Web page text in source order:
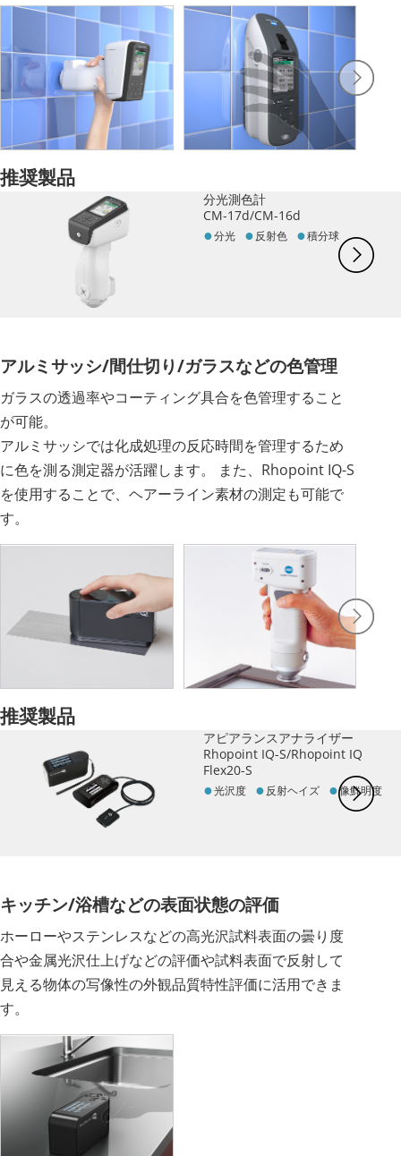
推奨製品
分光測色計
CM-17d/CM-16d
分光 反射色 積分球
アルミサッシ/間仕切り/ガラスなどの色管理
ガラスの透過率やコーティング具合を色管理すること
が可能。
アルミサッシでは化成処理の反応時間を管理するため
に色を測る測定器が活躍します。 また、Rhopoint IQ-S
を使用することで、ヘアーライン素材の測定も可能で
す。
推奨製品
アピアランスアナライザー
Rhopoint IQ-S/Rhopoint IQ
Flex20-S
光沢度 反射ヘイズ 像鮮明度
キッチン/浴槽などの表面状態の評価
ホーローやステンレスなどの高光沢試料表面の曇り度
合や金属光沢仕上げなどの評価や試料表面で反射して
見える物体の写像性の外観品質特性評価に活用できま
す。